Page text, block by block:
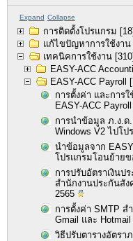
Expand Collapse
การติดตั้งโปรแกรม [18]
แก้ไขปัญหาการใช้งาน
เทคนิคการใช้งาน [310]
EASY-ACC
EASY-ACC Payroll
การตั้งค่า และการใ
EASY-ACC
การนำข้อมูล ภ.ง.ด
Windows V2 ไปโป
นำข้อมูลจาก
โปรแกรมโอนย้ายข
การปรับอัตราเงินป
สำนักงานประกันสั
2565
การตั้งค่า SMTP ส
Gmail และ Hotmail
วิธีปรับตารางอัตร